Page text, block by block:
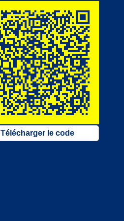
Télécharger le code